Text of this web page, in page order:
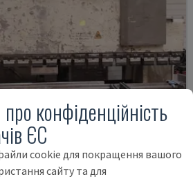
конфіденційність
ЄС
cookie для покращення вашого
сайту та для